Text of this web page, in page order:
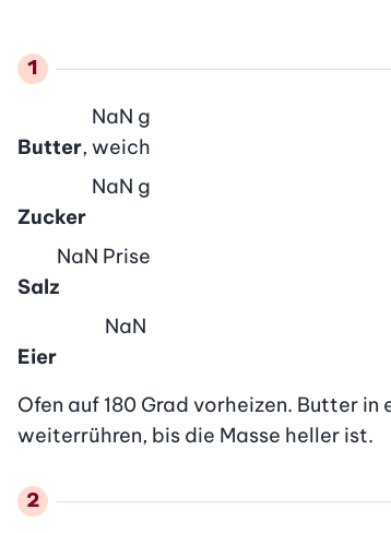
Butter, weich
NaN g
Zucker
NaN g
Salz
NaN Prise
Eier
NaN
Ofen auf 180 Grad vorheizen. Butter
weiterrühren, bis die Masse heller ist.